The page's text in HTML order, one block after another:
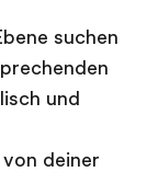
suchen
und
deiner